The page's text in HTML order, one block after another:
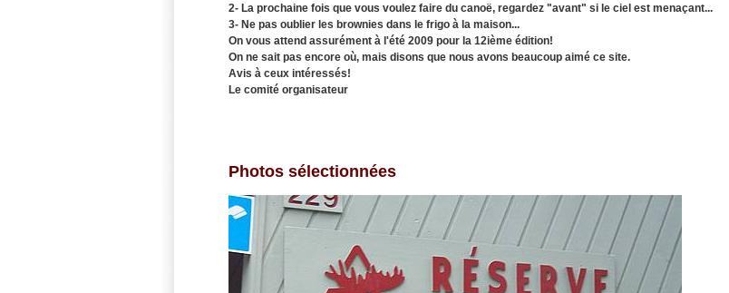
2- La prochaine fois que vous voulez faire du canoë, regardez "avant" si le ciel est menaçant...
3- Ne pas oublier les brownies dans le frigo à la maison...
On vous attend assurément à l'été 2009 pour la 12ième édition!
On ne sait pas encore où, mais disons que nous avons beaucoup aimé ce site.
Avis à ceux intéressés!
Le comité organisateur
Photos sélectionnées